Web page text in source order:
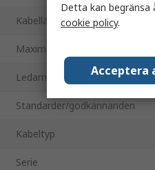
Kabellängd
Maximal arbetstemperatur
Ledarmaterial
Standarder/godkännanden
Kabeltyp
Serie
Detta kan
cookie policy.
Acceptera